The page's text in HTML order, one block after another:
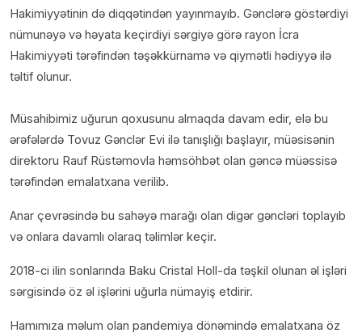
Hakimiyyətinin də diqqətindən yayınmayıb. Gənclərə göstərdiyi
nümunəyə və həyata keçirdiyi sərgiyə görə rayon İcra
Hakimiyyəti tərəfindən təşəkkürnamə və qiymətli hədiyyə ilə
təltif olunur.
Müsahibimiz uğurun qoxusunu almaqda davam edir, elə bu
ərəfələrdə Tovuz Gənclər Evi ilə tanışlığı başlayır, müəsisənin
direktoru Rauf Rüstəmovla həmsöhbət olan gəncə müəssisə
tərəfindən emalatxana verilib.
Anar çevrəsində bu sahəyə marağı olan digər gəncləri toplayıb
və onlara davamlı olaraq təlimlər keçir.
2018-ci ilin sonlarında Baku Cristal Holl-da təşkil olunan əl işləri
sərgisində öz əl işlərini uğurla nümayiş etdirir.
Hamımıza məlum olan pandemiya dönəmində emalatxana öz